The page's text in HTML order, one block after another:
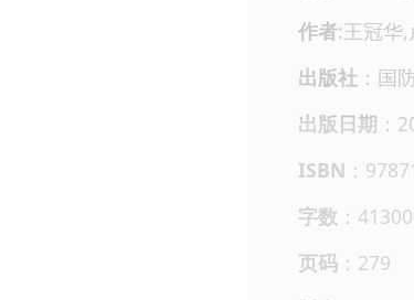
作者:王冠华
出版社 ：国
出版日期 ：
ISBN ：
字数 ：
页码 ：279